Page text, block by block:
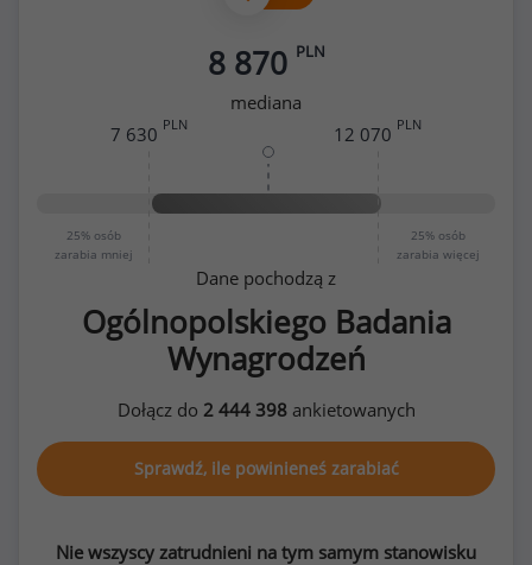
8 870 PLN
mediana
25% osób
zarabia mniej
25% osób
zarabia więcej
7 630 PLN 12 070 PLN
Dane pochodzą z
Ogólnopolskiego Badania
Wynagrodzeń
Dołącz do 2 444 398ankietowanych
Sprawdź, ile powinieneś zarabiać
Nie wszyscy zatrudnieni na tym samym stanowisku